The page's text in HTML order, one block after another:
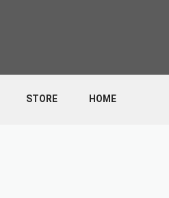
HOME
STORE